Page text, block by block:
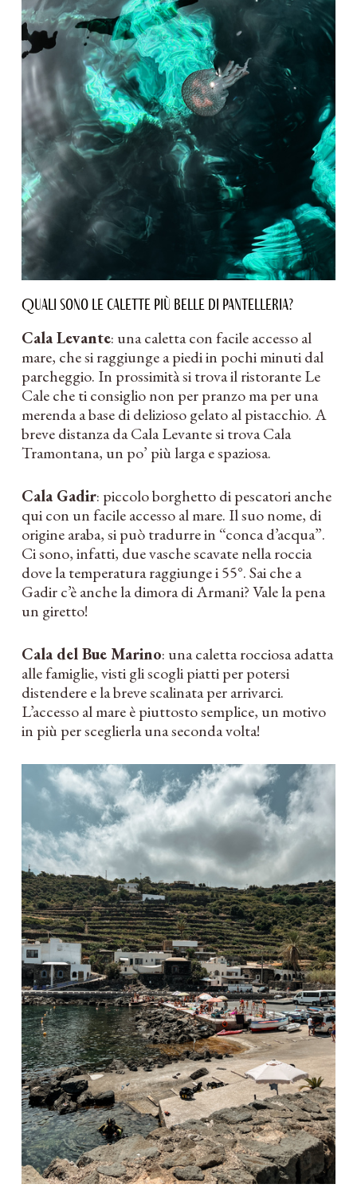
Quali sono le calette più belle di Pantelleria?
Cala Levante: una caletta con facile accesso al
mare, che si raggiunge a piedi in pochi minuti dal
parcheggio. In prossimità si trova il ristorante Le
Cale che ti consiglio non per pranzo ma per una
merenda a base di delizioso gelato al pistacchio. A
breve distanza da Cala Levante si trova Cala
Tramontana, un po’ più larga e spaziosa.
Cala Gadir: piccolo borghetto di pescatori anche
qui con un facile accesso al mare. Il suo nome, di
origine araba, si può tradurre in “conca d’acqua”.
Ci sono, infatti, due vasche scavate nella roccia
dove la temperatura raggiunge i 55°. Sai che a
Gadir c’è anche la dimora di Armani? Vale la pena
un giretto!
Cala del Bue Marino: una caletta rocciosa adatta
alle famiglie, visti gli scogli piatti per potersi
distendere e la breve scalinata per arrivarci.
L’accesso al mare è piuttosto semplice, un motivo
in più per sceglierla una seconda volta!